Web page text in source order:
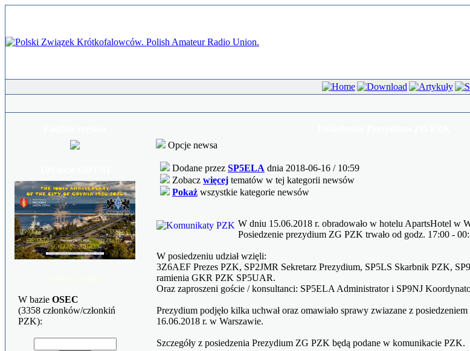
W bazie OSEC
(3358 członków/członkiń
PZK):
Opcje newsa
Dodane przez SP5ELA dnia 2018-06-16 / 10:59
Zobacz więcej tematów w tej kategorii newsów
Pokaż wszystkie kategorie newsów
W dniu 15.06.2018 r. obradowało w hotelu ApartsHotel w
Posiedzenie prezydium ZG PZK trwało od godz. 17:00 -
W posiedzeniu udział wzięli:
3Z6AEF Prezes PZK, SP2JMR Sekretarz Prezydium, SP5LS Skarbnik PZK,
ramienia GKR PZK SP5UAR.
Oraz zaproszeni goście / konsultanci: SP5ELA Administrator i SP9NJ
Prezydium podjęło kilka uchwał oraz omawiało sprawy zwiazane z
16.06.2018 r. w Warszawie.
Szczegóły z posiedzenia Prezydium ZG PZK będą podane w komunikacie PZK.